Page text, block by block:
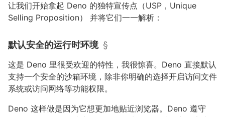
让我们开始拿起 Deno 的独特宣传点（USP，Unique
Selling Proposition） 并将它们一一解析：
默认安全的运行时环境 §
这是 Deno 里很受欢迎的特性，我很惊喜。Deno 直接默认
支持一个安全的沙箱环境，除非你明确的选择开启访问文件
系统或访问网络等功能权限。
Deno 这样做是因为它想更加地贴近浏览器。Deno 遵守